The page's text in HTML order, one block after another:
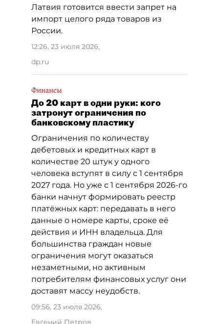
Латвия готовится ввести запрет на
импорт целого ряда товаров из
России.
12:26, 23 июля 2026,
dp.ru
Финансы
До 20 карт в одни руки: кого
затронут ограничения по
банковскому пластику
Ограничения по количеству
дебетовых и кредитных карт в
количестве 20 штук у одного
человека вступят в силу с 1 сентября
2027 года. Но уже с 1 сентября 2026-го
банки начнут формировать реестр
платёжных карт: передавать в него
данные о номере карты, сроке её
действия и ИНН владельца. Для
большинства граждан новые
ограничения могут оказаться
незаметными, но активным
потребителям финансовых услуг они
доставят массу неудобств.
09:56, 23 июля 2026,
Евгений Петров